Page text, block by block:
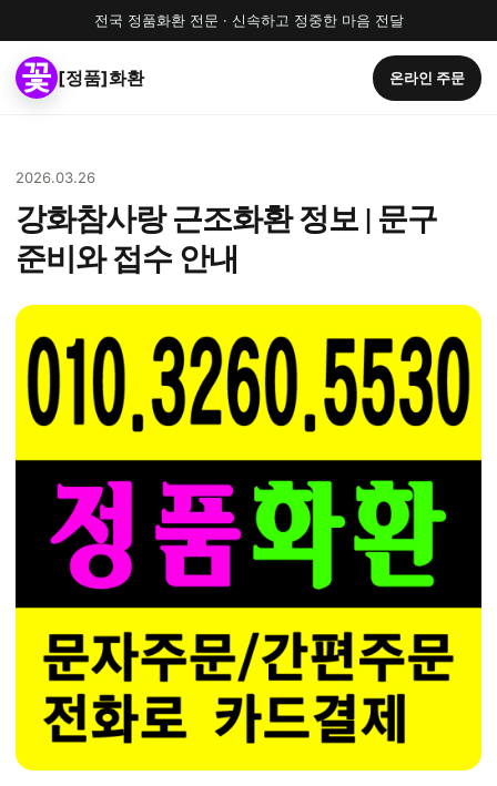
전국 정품화환 전문 · 신속하고 정중한 마음 전달
[정품]화환 온라인 주문
2026.03.26
강화참사랑 근조화환 정보 | 문구
준비와 접수 안내